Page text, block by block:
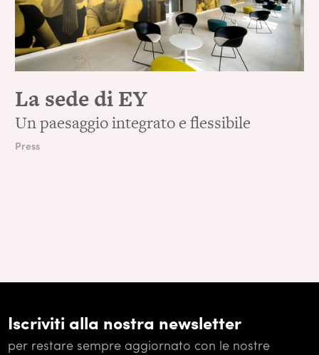
La sede di EY
Un paesaggio integrato e flessibile
Press
Iscriviti alla nostra newsletter
per restare sempre aggiornato con le nostre